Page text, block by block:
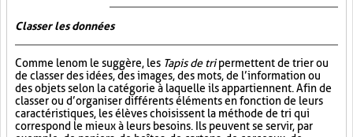
Classer les données
Comme le nom le suggère, les Tapis de tripermettent de trier ou
de classer des idées, des images, des mots, de l’information ou
des objets selon la catégorie à laquelle ils appartiennent. Afin de
classer ou d’organiser différents éléments en fonction de leurs
caractéristiques, les élèves choisissent la méthode de tri qui
correspond le mieux à leurs besoins. Ils peuvent se servir, par